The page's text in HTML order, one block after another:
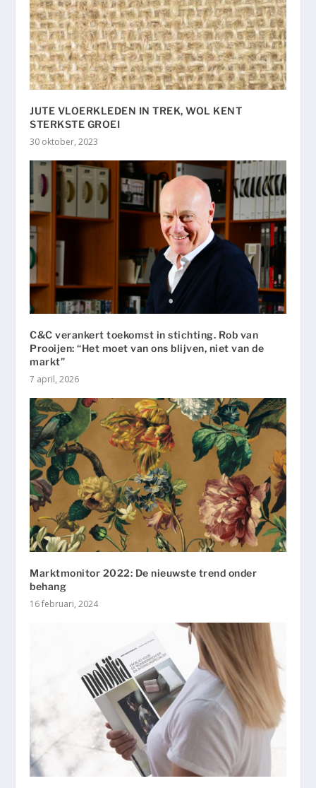
JUTE VLOERKLEDEN IN TREK, WOL KENT
STERKSTE GROEI
30 oktober, 2023
C&C verankert toekomst in stichting. Rob van
Prooijen: “Het moet van ons blijven, niet van de
markt”
7 april, 2026
Marktmonitor 2022: De nieuwste trend onder
behang
16 februari, 2024